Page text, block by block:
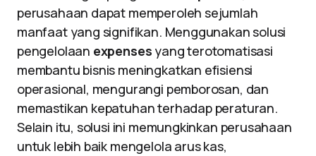
perusahaan dapat memperoleh sejumlah
manfaat yang signifikan. Menggunakan solusi
pengelolaan expenses yang terotomatisasi
membantu bisnis meningkatkan efisiensi
operasional, mengurangi pemborosan, dan
memastikan kepatuhan terhadap peraturan.
Selain itu, solusi ini memungkinkan perusahaan
untuk lebih baik mengelola arus kas,